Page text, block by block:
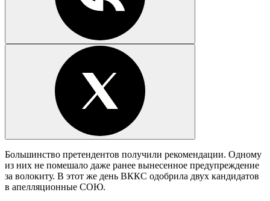
Большинство претендентов получили рекомендации. Одному
из них не помешало даже ранее вынесенное предупреждение
за волокиту. В этот же день ВККС одобрила двух кандидатов
в апелляционные СОЮ.